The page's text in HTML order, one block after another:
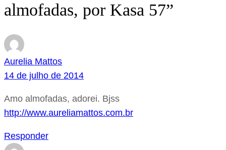
almofadas, por Kasa 57”
Aurelia Mattos
14 de julho de 2014
Amo almofadas, adorei. Bjss
http://www.aureliamattos.com.br
Responder